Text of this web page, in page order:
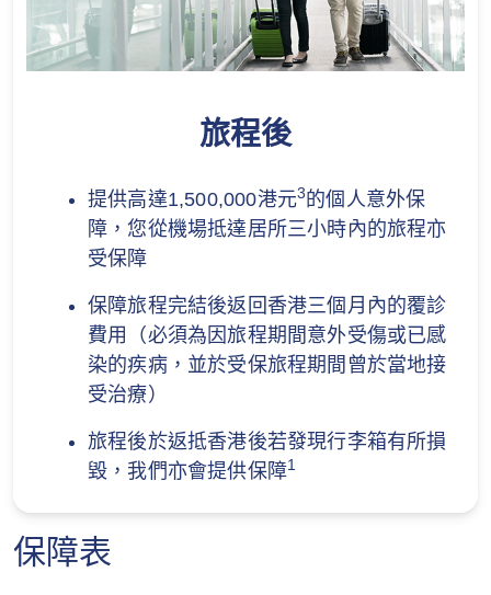
旅程後
提供高達1,500,000港元3 的個人意外保
障，您從機場抵達居所三小時內的旅程亦
受保障
保障旅程完結後返回香港三個月內的覆診
費用（必須為因旅程期間意外受傷或已感
染的疾病，並於受保旅程期間曾於當地接
受治療）
旅程後於返抵香港後若發現行李箱有所損
毀，我們亦會提供保障1
保障表